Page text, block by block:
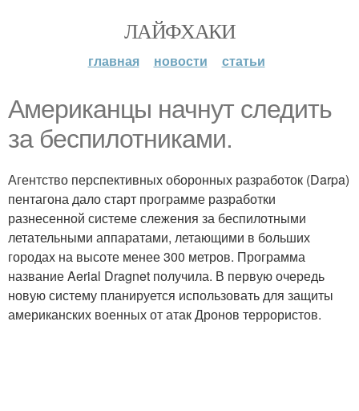
ЛАЙФХАКИ
главная новости статьи
Американцы начнут следить
за беспилотниками.
Агентство перспективных оборонных разработок (Darpa)
пентагона дало старт программе разработки
разнесенной системе слежения за беспилотными
летательными аппаратами, летающими в больших
городах на высоте менее 300 метров. Программа
название Aerial Dragnet получила. В первую очередь
новую систему планируется использовать для защиты
американских военных от атак Дронов террористов.